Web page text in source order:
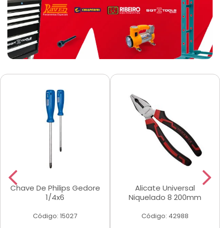
Chave De Philips Gedore
1/4x6
Código: 15027
Alicate Universal
Niquelado 8 200mm
Código: 42988